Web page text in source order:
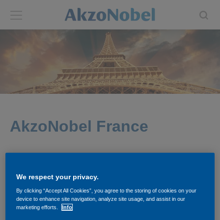
About us
Annual report
Our businesses
End-user segments
Investors
Shares and ADRs
Events and presentations
Consensus
AkzoNobel France
Countries
We respect your privacy.
By clicking “Accept All Cookies”, you agree to the storing of cookies on your
device to enhance site navigation, analyze site usage, and assist in our
marketing efforts.
Info